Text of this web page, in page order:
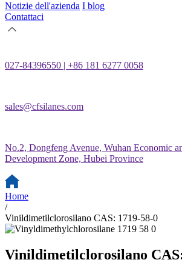
Notizie dell'azienda I blog
Contattaci
027-84396550 | +86 181 6277 0058
sales@cfsilanes.com
No.2, Dongfeng Avenue, Wuhan Economic
Development Zone, Hubei Province
Home
/
Vinildimetilclorosilano CAS: 1719-58-0
Vinildimetilclorosilano